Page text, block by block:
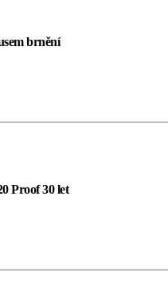
brnění
Proof 30 let